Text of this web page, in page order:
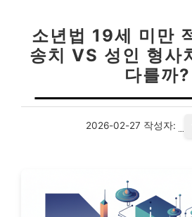
소년법 19세 미만
송치 VS 성인 형사
다를까?
2026-02-27 작성자: